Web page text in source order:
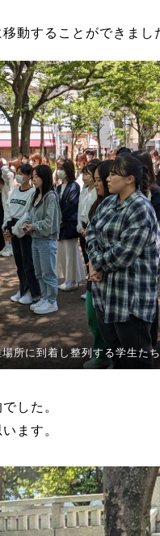
動することができまし
場所に到着し整列する学生たち
した。
ます。